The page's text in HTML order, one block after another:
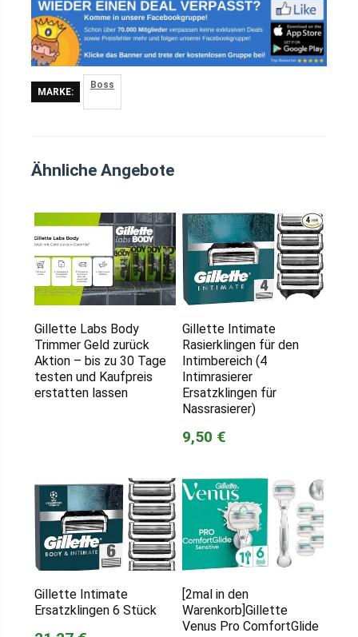
MARKE:
Boss
Ähnliche Angebote
Gillette Labs Body
Trimmer Geld zurück
Aktion – bis zu 30 Tage
testen und Kaufpreis
erstatten lassen
Gillette Intimate
Rasierklingen für den
Intimbereich (4
Intimrasierer
Ersatzklingen für
Nassrasierer)
9,50 €
Gillette Intimate
Ersatzklingen 6 Stück
[2mal in den
Warenkorb]Gillette
Venus Pro ComfortGlide